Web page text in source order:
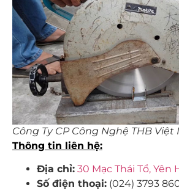
Công Ty CP Công Nghệ THB Việt
Thông tin liên hệ:
Địa chỉ: 30 Mạc Thái Tổ, Yên
Số điện thoại: (024) 3793